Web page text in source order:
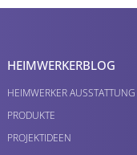
HEIMWERKER­BLOG
HEIMWERKER AUSSTATTUNG
PRODUKTE
PROJEKTIDEEN